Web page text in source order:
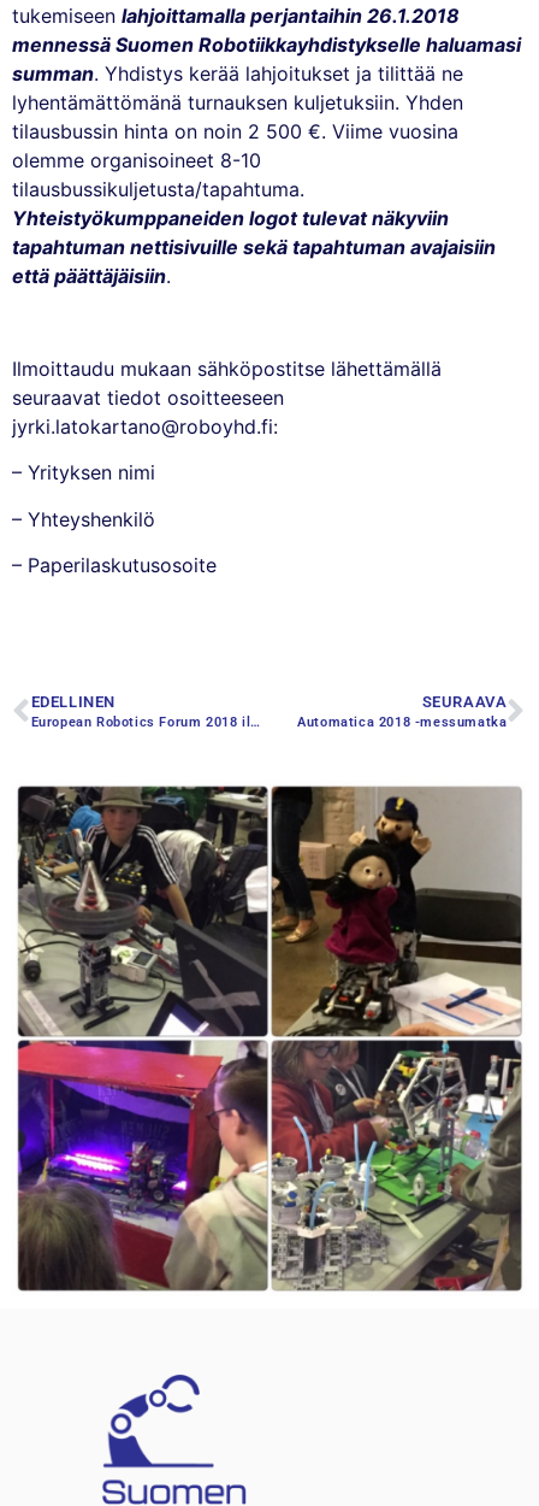
tukemiseen lahjoittamalla perjantaihin 26.1.2018
mennessä Suomen Robotiikkayhdistykselle haluamasi
summan. Yhdistys kerää lahjoitukset ja tilittää ne
lyhentämättömänä turnauksen kuljetuksiin. Yhden
tilausbussin hinta on noin 2 500 €. Viime vuosina
olemme organisoineet 8-10
tilausbussikuljetusta/tapahtuma.
Yhteistyökumppaneiden logot tulevat näkyviin
tapahtuman nettisivuille sekä tapahtuman avajaisiin
että päättäjäisiin.
Ilmoittaudu mukaan sähköpostitse lähettämällä
seuraavat tiedot osoitteeseen
jyrki.latokartano@roboyhd.fi:
– Yrityksen nimi
– Yhteyshenkilö
– Paperilaskutusosoite
EDELLINEN
European Robotics Forum 2018 ilmoittautuminen on avautunut
SEURAAVA
Automatica 2018 -messumatka